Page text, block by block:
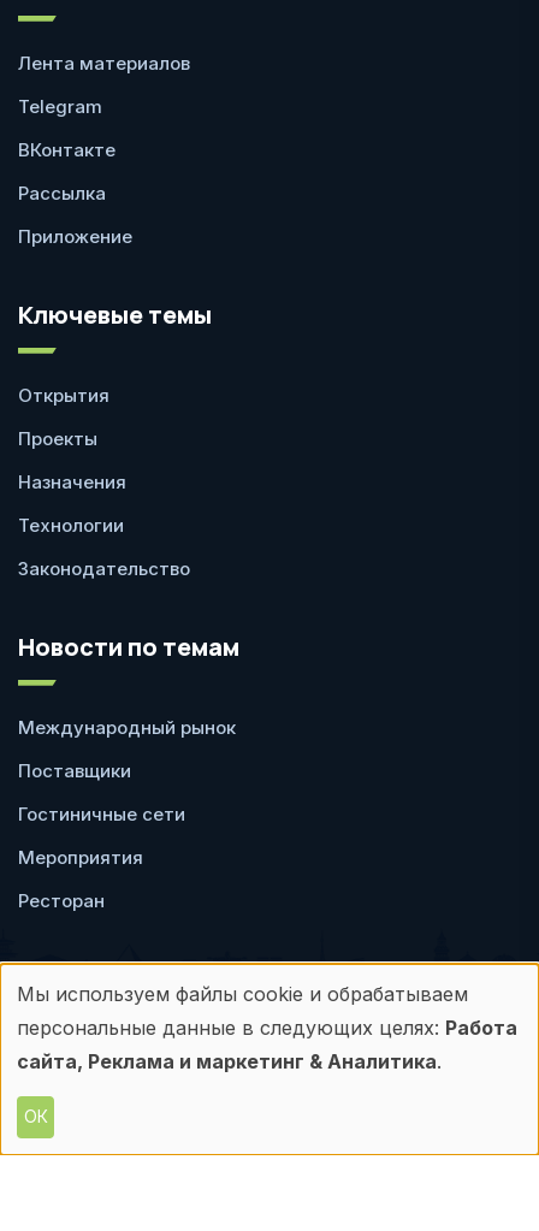
Лента материалов
Telegram
ВКонтакте
Рассылка
Приложение
Ключевые темы
Открытия
Проекты
Назначения
Технологии
Законодательство
Новости по темам
Международный рынок
Поставщики
Гостиничные сети
Мероприятия
Ресторан
Пользовательское
соглашение
Политика
конфиденциальности
Любое использование материалов с данного
Использование
персональных
данных
и
Мы используем файлы cookie и обрабатываем
персональные данные в следующих целях: Работа
сайта, Реклама и маркетинг & Аналитика.
ОК